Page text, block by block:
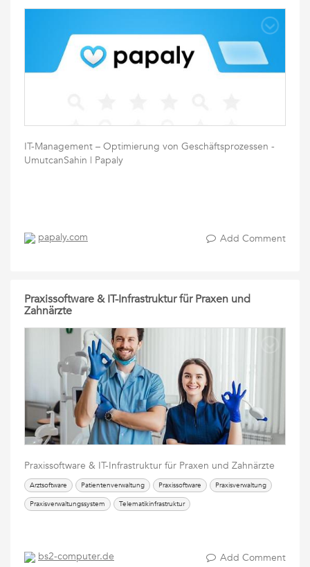
IT-Management – Optimierung von Geschäftsprozessen -
UmutcanSahin | Papaly
papaly.com Add Comment
Praxissoftware & IT-Infrastruktur für Praxen und
Zahnärzte
Praxissoftware & IT-Infrastruktur für Praxen und Zahnärzte
Arztsoftware Patienten­verwaltung Praxissoftware
Praxisverwaltung
Praxisverwaltungssystem
Telematikinfrastruktur
bs2-computer.de Add Comment